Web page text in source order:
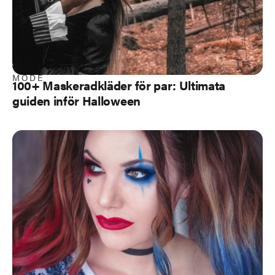
MODE
100+ Maskeradkläder för par: Ultimata
guiden inför Halloween